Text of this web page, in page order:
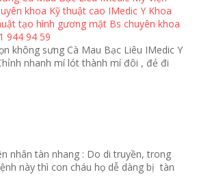
khoa Kỹ thuật cao IMedic Y Khoa
tạo hình gương mặt Bs chuyên khoa
944 94 59
không sưng Cà Mau Bạc Liêu IMedic Y
nhanh mí lót thành mí đôi , đẻ đi
nhân tàn nhang : Do di truyền, trong
này thì con cháu họ dễ dàng bị tàn